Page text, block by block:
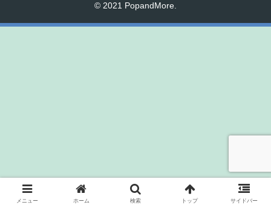
© 2021 PopandMore.
メニュー ホーム 検索 トップ サイドバー